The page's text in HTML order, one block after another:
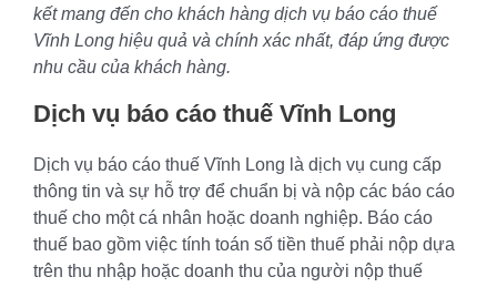
kết mang đến cho khách hàng dịch vụ báo cáo thuế
Vĩnh Long hiệu quả và chính xác nhất, đáp ứng được
nhu cầu của khách hàng.
Dịch vụ báo cáo thuế Vĩnh Long
Dịch vụ báo cáo thuế Vĩnh Long là dịch vụ cung cấp
thông tin và sự hỗ trợ để chuẩn bị và nộp các báo cáo
thuế cho một cá nhân hoặc doanh nghiệp. Báo cáo
thuế bao gồm việc tính toán số tiền thuế phải nộp dựa
trên thu nhập hoặc doanh thu của người nộp thuế